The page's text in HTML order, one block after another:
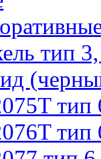
тип
тип
тип